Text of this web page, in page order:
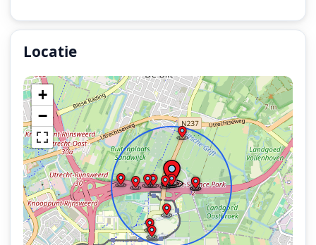
Locatie
+
−
Locatie van het incident: Rijksweg A28 L 2,4 D -